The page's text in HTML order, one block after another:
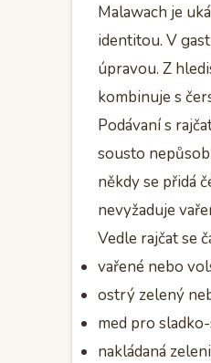
Malawach je
identitou. V
úpravou. Z
kombinuje s
Podávaní s
sousto
někdy se přidá
nevyžaduje
Vedle rajčat se
vařené nebo
ostrý zelený
med pro
nakládaná